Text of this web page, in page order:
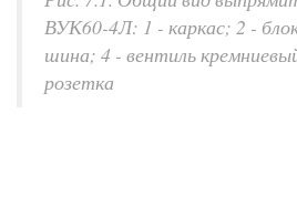
ВУК60-4Л: 1 - каркас; 2 -
шина; 4 - вентиль
розетка